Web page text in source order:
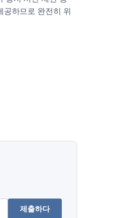
하므로 완전히 위
제출하다